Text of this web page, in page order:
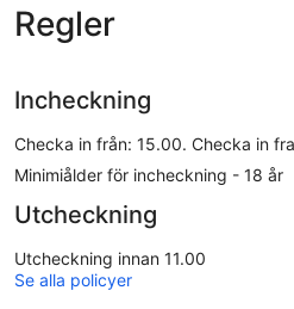
Regler
Incheckning
Checka in från: 15.00. Checka in
Minimiålder för incheckning - 18 år
Utcheckning
Utcheckning innan 11.00
Se alla policyer